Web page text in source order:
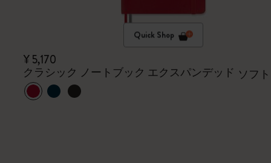
Quick Shop
¥ 5,170
クラシック ノートブック エクスパンデッド ソフ